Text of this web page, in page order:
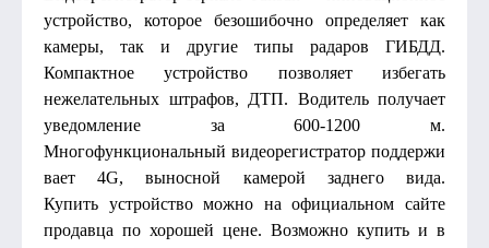
устройство, которое безошибочно определяет как
камеры, так и другие типы радаров ГИБДД.
Компактное устройство позволяет избегать
нежелательных штрафов, ДТП. Водитель получает
уведомление за 600-1200 м.
Многофункциональный видеорегистратор поддержи
вает 4G, выносной камерой заднего вида.
Купить устройство можно на официальном сайте
продавца по хорошей цене. Возможно купить и в